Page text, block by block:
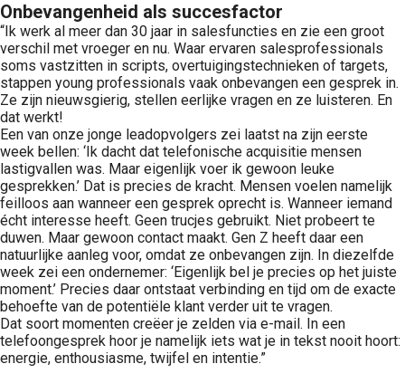
Onbevangenheid als succesfactor
“Ik werk al meer dan 30 jaar in salesfuncties en zie een groot
verschil met vroeger en nu. Waar ervaren salesprofessionals
soms vastzitten in scripts, overtuigingstechnieken of targets,
stappen young professionals vaak onbevangen een gesprek in.
Ze zijn nieuwsgierig, stellen eerlijke vragen en ze luisteren. En
dat werkt!
Een van onze jonge leadopvolgers zei laatst na zijn eerste
week bellen: ‘Ik dacht dat telefonische acquisitie mensen
lastigvallen was. Maar eigenlijk voer ik gewoon leuke
gesprekken.’ Dat is precies de kracht. Mensen voelen namelijk
feilloos aan wanneer een gesprek oprecht is. Wanneer iemand
écht interesse heeft. Geen trucjes gebruikt. Niet probeert te
duwen. Maar gewoon contact maakt. Gen Z heeft daar een
natuurlijke aanleg voor, omdat ze onbevangen zijn. In diezelfde
week zei een ondernemer: ‘Eigenlijk bel je precies op het juiste
moment.’ Precies daar ontstaat verbinding en tijd om de exacte
behoefte van de potentiële klant verder uit te vragen.
Dat soort momenten creëer je zelden via e-mail. In een
telefoongesprek hoor je namelijk iets wat je in tekst nooit hoort:
energie, enthousiasme, twijfel en intentie.”